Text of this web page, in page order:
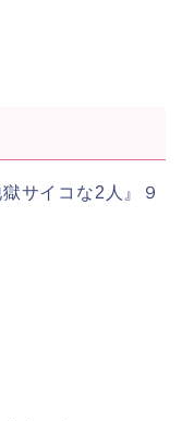
サイコな2人』９